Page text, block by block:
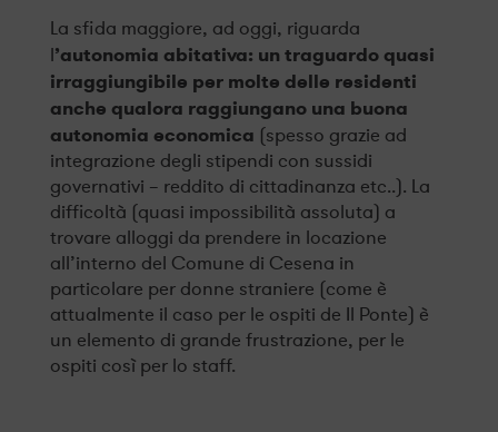
La sfida maggiore, ad oggi, riguarda
l’autonomia abitativa: un traguardo quasi
irraggiungibile per molte delle residenti
anche qualora raggiungano una buona
autonomia economica (spesso grazie ad
integrazione degli stipendi con sussidi
governativi – reddito di cittadinanza etc..). La
difficoltà (quasi impossibilità assoluta) a
trovare alloggi da prendere in locazione
all’interno del Comune di Cesena in
particolare per donne straniere (come è
attualmente il caso per le ospiti de Il Ponte) è
un elemento di grande frustrazione, per le
ospiti così per lo staff.